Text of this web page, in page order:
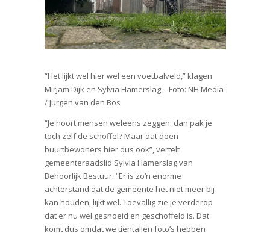
“Het lijkt wel hier wel een voetbalveld,” klagen
Mirjam Dijk en Sylvia Hamerslag – Foto: NH Media
/ Jurgen van den Bos
“Je hoort mensen weleens zeggen: dan pak je
toch zelf de schoffel? Maar dat doen
buurtbewoners hier dus ook”, vertelt
gemeenteraadslid Sylvia Hamerslag van
Behoorlijk Bestuur. “Er is zo’n enorme
achterstand dat de gemeente het niet meer bij
kan houden, lijkt wel. Toevallig zie je verderop
dat er nu wel gesnoeid en geschoffeld is. Dat
komt dus omdat we tientallen foto’s hebben